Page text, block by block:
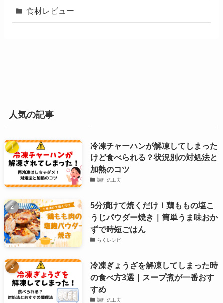
食材レビュー
人気の記事
冷凍チャーハンが解凍してしまった
けど食べられる？状況別の対処法と
加熱のコツ
調理の工夫
5分漬けて焼くだけ！鶏ももの塩こ
うじパウダー焼き｜簡単うま味おか
ずで時短ごはん
らくレシピ
冷凍ぎょうざを解凍してしまった時
の食べ方3選｜スープ煮が一番おす
すめ
調理の工夫